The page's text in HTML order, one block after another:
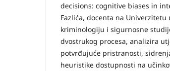
decisions: cognitive biases in
Fazlića, docenta na
kriminologiju i sigurnosne
dvostrukog procesa, analizira
potvrđujuće pristranosti,
heuristike dostupnosti na